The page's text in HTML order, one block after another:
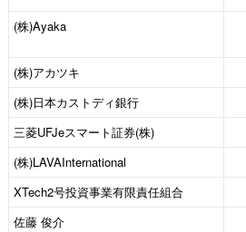
(株)Ayaka
(株)アカツキ
(株)日本カストディ銀行
三菱UFJeスマート証券(株)
(株)LAVAInternational
XTech2号投資事業有限責任組合
佐藤 俊介